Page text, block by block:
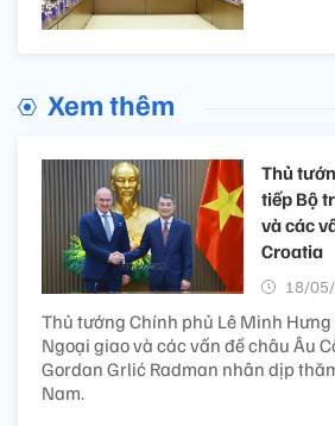
Xem thêm
Thủ
tiếp Bộ
và các
Croatia
18/
Thủ tướng Chính phủ Lê Minh
Ngoại giao và các vấn đề châu Âu
Gordan Grlić Radman nhân dịp
Nam.